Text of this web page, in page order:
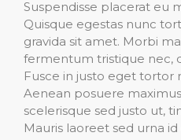
Suspendisse placerat eu
Quisque egestas nunc
gravida sit amet. Morbi
fermentum tristique nec,
Fusce in justo eget tortor
Aenean posuere
scelerisque sed justo ut,
Mauris laoreet sed urna